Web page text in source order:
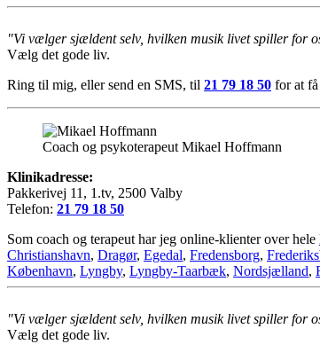
"Vi vælger sjældent selv, hvilken musik livet spiller for
Vælg det gode liv.
Ring til mig, eller send en SMS, til 21 79 18 50 for at
Coach og psykoterapeut Mikael Hoffmann
Klinikadresse:
Pakkerivej 11, 1.tv, 2500 Valby
Telefon: 21 79 18 50
Som coach og terapeut har jeg online-klienter over hele
Christianshavn, Dragør, Egedal, Fredensborg,
København, Lyngby, Lyngby-Taarbæk, Nordsjælland,
"Vi vælger sjældent selv, hvilken musik livet spiller for
Vælg det gode liv.